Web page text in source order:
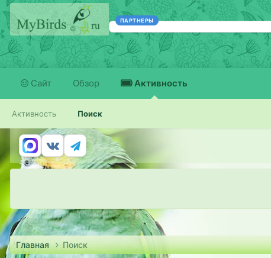
ПАРТНЕРЫ
Сайт Обзор Активность
Активность Поиск
Главная Поиск